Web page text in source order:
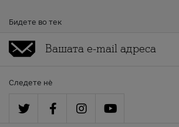
Бидете во тек
Следете нè